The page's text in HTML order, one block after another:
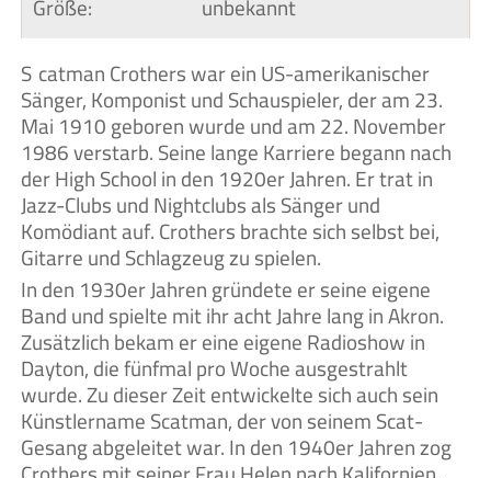
Scatman Crothers war ein US-amerikanischer
Sänger, Komponist und Schauspieler, der am 23.
Mai 1910 geboren wurde und am 22. November
1986 verstarb. Seine lange Karriere begann nach
der High School in den 1920er Jahren. Er trat in
Jazz-Clubs und Nightclubs als Sänger und
Komödiant auf. Crothers brachte sich selbst bei,
Gitarre und Schlagzeug zu spielen.
In den 1930er Jahren gründete er seine eigene
Band und spielte mit ihr acht Jahre lang in Akron.
Zusätzlich bekam er eine eigene Radioshow in
Dayton, die fünfmal pro Woche ausgestrahlt
wurde. Zu dieser Zeit entwickelte sich auch sein
Künstlername Scatman, der von seinem Scat-
Gesang abgeleitet war. In den 1940er Jahren zog